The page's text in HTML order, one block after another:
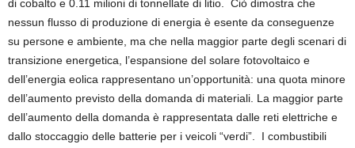
di cobalto e 0.11 milioni di tonnellate di litio. Ciò dimostra che
nessun flusso di produzione di energia è esente da conseguenze
su persone e ambiente, ma che nella maggior parte degli scenari di
transizione energetica, l’espansione del solare fotovoltaico e
dell’energia eolica rappresentano un’opportunità: una quota minore
dell’aumento previsto della domanda di materiali. La maggior parte
dell’aumento della domanda è rappresentata dalle reti elettriche e
dallo stoccaggio delle batterie per i veicoli “verdi”. I combustibili